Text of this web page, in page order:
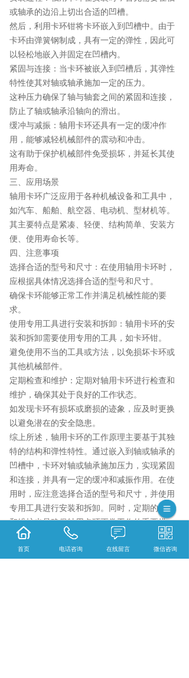
或轴承的边沿上切出合适的凹槽。
然后，利用卡环钳将卡环嵌入到凹槽中。由于
卡环由弹簧钢制成，具有一定的弹性，因此可
以轻松地嵌入并固定在凹槽内。
紧固与连接：当卡环被嵌入到凹槽后，其弹性
特性使其对轴或轴承施加一定的压力。
这种压力确保了轴与轴套之间的紧固和连接，
防止了轴或轴承沿轴向的滑出。
缓冲与减振：轴用卡环还具有一定的缓冲作
用，能够减轻机械部件的震动和冲击。
这有助于保护机械部件免受损坏，并延长其使
用寿命。
三、应用场景
轴用卡环广泛应用于各种机械设备和工具中，
如汽车、船舶、航空器、电动机、型材机等。
其主要特点是紧凑、轻便、结构简单、安装方
便、使用寿命长等。
四、注意事项
选择合适的型号和尺寸：在使用轴用卡环时，
应根据具体情况选择合适的型号和尺寸。
确保卡环能够正常工作并满足机械性能的要
求。
使用专用工具进行安装和拆卸：轴用卡环的安
装和拆卸需要使用专用的工具，如卡环钳。
避免使用不当的工具或方法，以免损坏卡环或
其他机械部件。
定期检查和维护：定期对轴用卡环进行检查和
维护，确保其处于良好的工作状态。
如发现卡环有损坏或磨损的迹象，应及时更换
以避免潜在的安全隐患。
综上所述，轴用卡环的工作原理主要基于其独
特的结构和弹性特性。通过嵌入到轴或轴承的
凹槽中，卡环对轴或轴承施加压力，实现紧固
和连接，并具有一定的缓冲和减振作用。在使
用时，应注意选择合适的型号和尺寸，并使用
专用工具进行安装和拆卸。同时，定期的检查
和维护也是确保轴用卡环正常工作的重要措
施。
首页 电话咨询 在线留言 微信咨询